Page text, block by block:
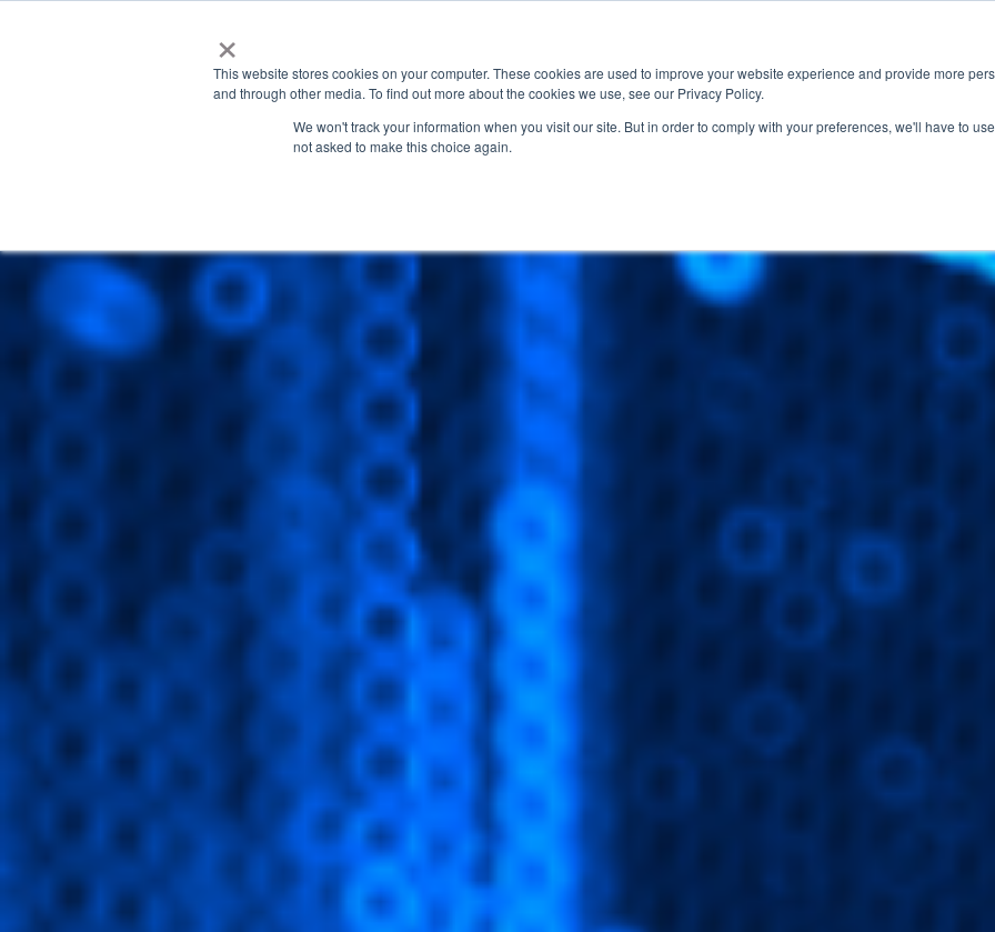
×
This website stores cookies on your computer. These cookies are used to improve your website experience and provide more
and through other media. To find out more about the cookies we use, see our Privacy Policy.
We won't track your information when you visit our site. But in order to comply with your preferences, we'll have to
not asked to make this choice again.